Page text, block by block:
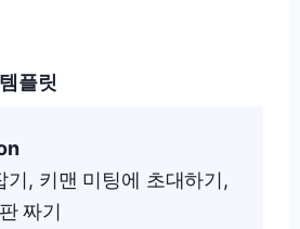
플릿
기, 키맨 미팅에 초대하기,
짜기